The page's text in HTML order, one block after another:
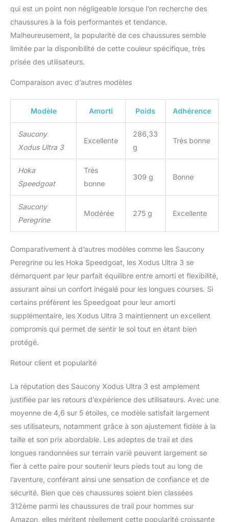
qui est un point non négligeable lorsque l’on recherche des
chaussures à la fois performantes et tendance.
Malheureusement, la popularité de ces chaussures semble
limitée par la disponibilité de cette couleur spécifique, très
prisée des utilisateurs.
Comparaison avec d’autres modèles
Modèle Amorti Poids Adhérence
Saucony
Xodus Ultra 3
Excellente
286,33
g
Très bonne
Hoka
Speedgoat
Très
bonne
309 g Bonne
Saucony
Peregrine
Modérée 275 g Excellente
Comparativement à d’autres modèles comme les Saucony
Peregrine ou les Hoka Speedgoat, les Xodus Ultra 3 se
démarquent par leur parfait équilibre entre amorti et flexibilité,
assurant ainsi un confort inégalé pour les longues courses. Si
certains préfèrent les Speedgoat pour leur amorti
supplémentaire, les Xodus Ultra 3 maintiennent un excellent
compromis qui permet de sentir le sol tout en étant bien
protégé.
Retour client et popularité
La réputation des Saucony Xodus Ultra 3 est amplement
justifiée par les retours d’expérience des utilisateurs. Avec une
moyenne de 4,6 sur 5 étoiles, ce modèle satisfait largement
ses utilisateurs, notamment grâce à son ajustement fidèle à la
taille et son prix abordable. Les adeptes de trail et des
longues randonnées sur terrain varié peuvent largement se
fier à cette paire pour soutenir leurs pieds tout au long de
l’aventure, conférant ainsi une sensation de confiance et de
sécurité. Bien que ces chaussures soient bien classées
312ème parmi les chaussures de trail pour hommes sur
Amazon, elles méritent réellement cette popularité croissante